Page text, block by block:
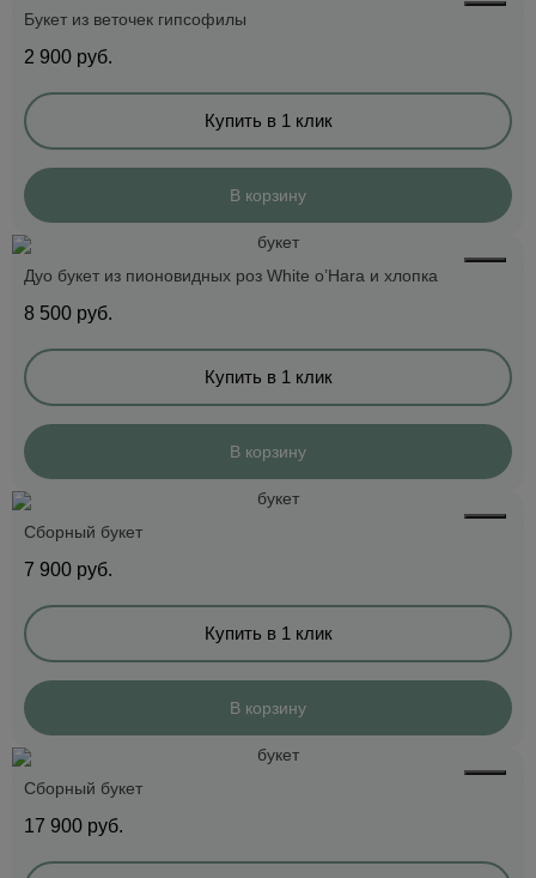
Букет из веточек гипсофилы
2 900 руб.
Купить в 1 клик
В корзину
Дуо букет из пионовидных роз White o’Hara и хлопка
8 500 руб.
Купить в 1 клик
В корзину
Сборный букет
7 900 руб.
Купить в 1 клик
В корзину
Сборный букет
17 900 руб.